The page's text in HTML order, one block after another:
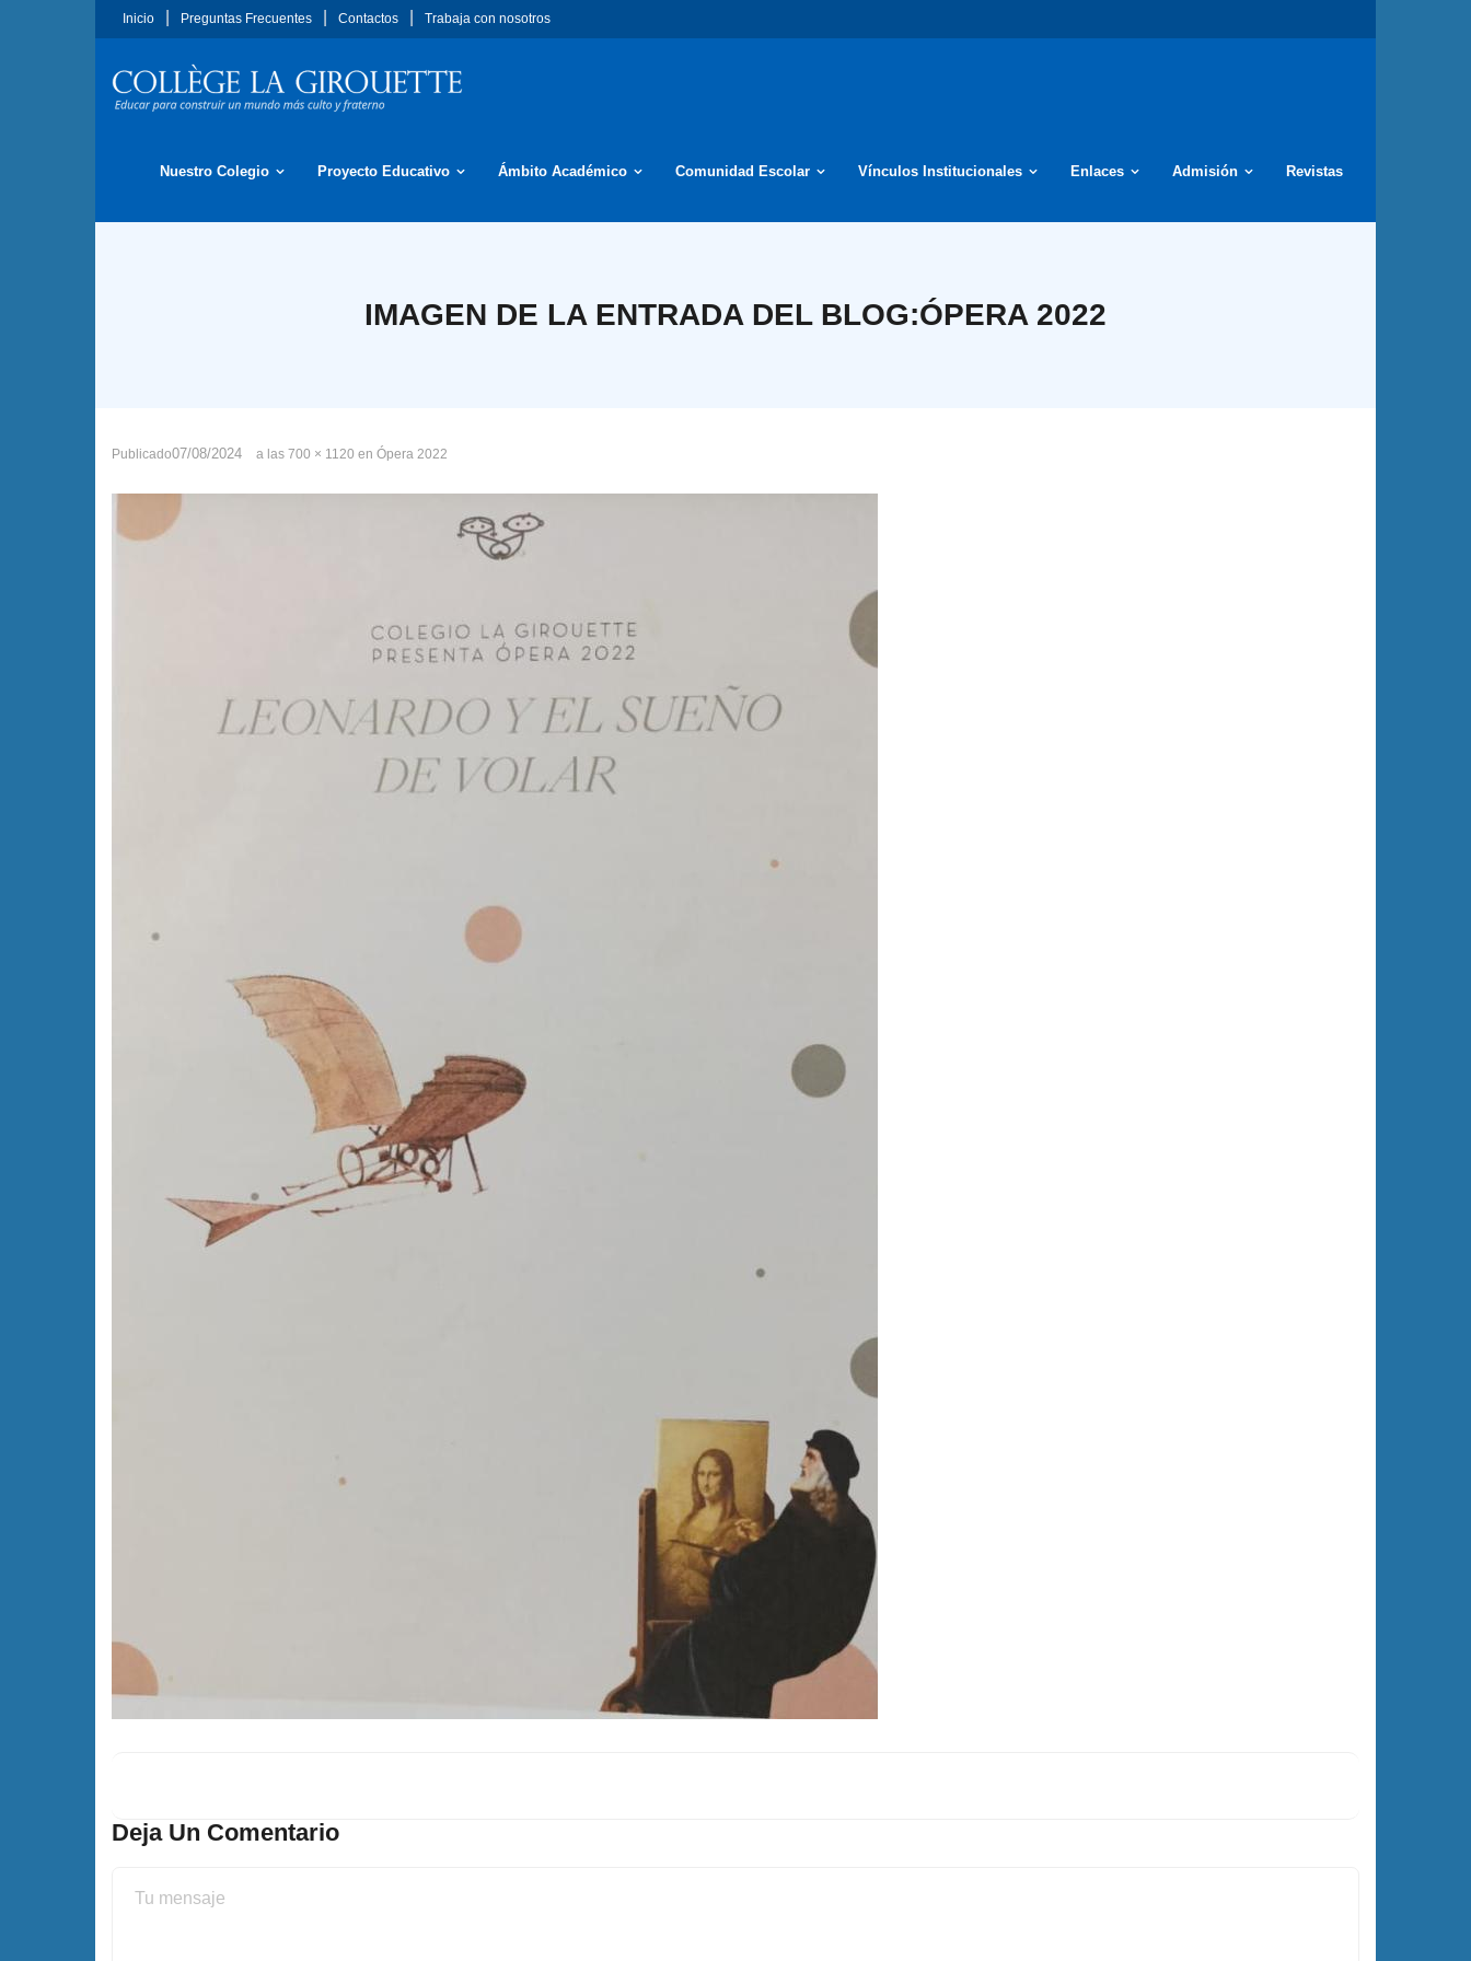
Saltar
al
contenido
Inicio Preguntas Frecuentes Contactos Trabaja con nosotros
Nuestro Colegio Proyecto Educativo Ámbito Académico Comunidad Escolar Vínculos Institucionales Enlaces Admisión Revistas
IMAGEN DE LA ENTRADA DEL BLOG:ÓPERA 2022
Publicado07/08/2024 a las 700 × 1120 en Ópera 2022
Deja Un Comentario